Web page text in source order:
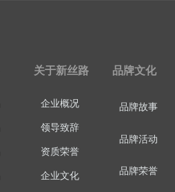
企业概况
领导致辞
资质荣誉
企业文化
关于新丝路
品牌故事
品牌活动
品牌荣誉
品牌文化